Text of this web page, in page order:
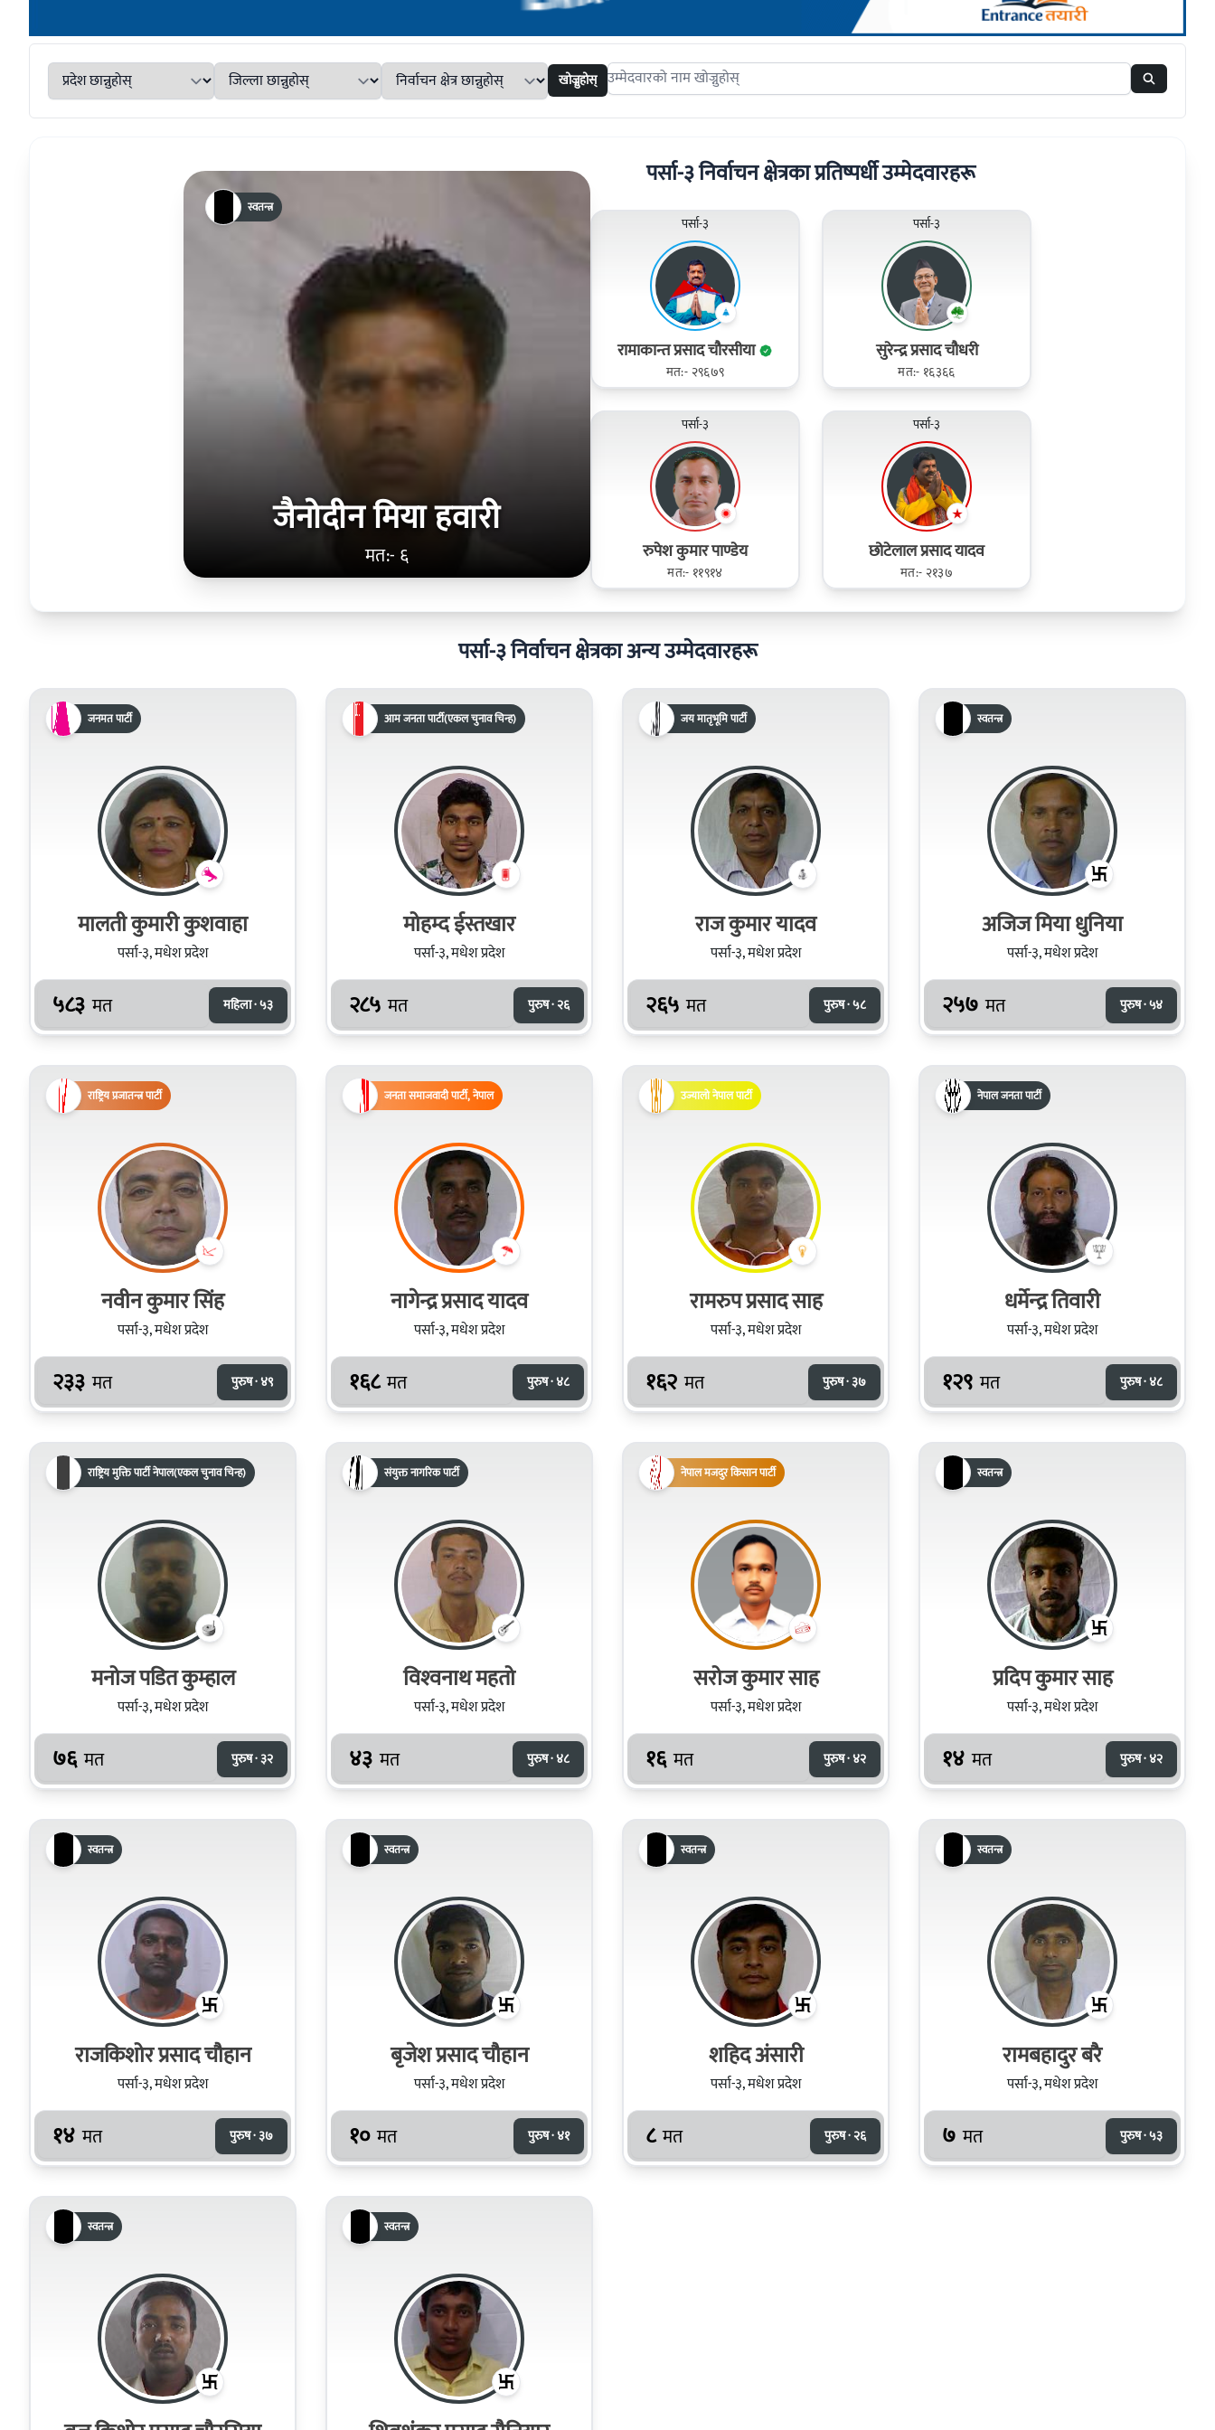
खोज्नुहोस् Search candidates
जैनोदीन मिया हवारी
मत:- ६
स्वतन्त्र
पर्सा-३ निर्वाचन क्षेत्रका प्रतिष्पर्धी उम्मेदवारहरू
पर्सा-३
रामाकान्त प्रसाद चौरसीया
मत:- २९६७९
पर्सा-३
सुरेन्‍द्र प्रसाद चौधरी
मत:- १६३६६
पर्सा-३
रुपेश कुमार पाण्डेय
मत:- ११९१४
पर्सा-३
छोटेलाल प्रसाद यादव
मत:- २१३७
पर्सा-३ निर्वाचन क्षेत्रका अन्य उम्मेदवारहरू
जनमत पार्टी
मालती कुमारी कुशवाहा
पर्सा-३, मधेश प्रदेश
५८३ मत महिला · ५३
आम जनता पार्टी(एकल चुनाव चिन्ह)
मोहम्द ईस्तखार
पर्सा-३, मधेश प्रदेश
२८५ मत पुरुष · २६
जय मातृभूमि पार्टी
राज कुमार यादव
पर्सा-३, मधेश प्रदेश
२६५ मत पुरुष · ५८
स्वतन्त्र
अजिज मिया धुनिया
पर्सा-३, मधेश प्रदेश
२५७ मत पुरुष · ५४
राष्ट्रिय प्रजातन्त्र पार्टी
नवीन कुमार सिंह
पर्सा-३, मधेश प्रदेश
२३३ मत पुरुष · ४९
जनता समाजवादी पार्टी, नेपाल
नागेन्द्र प्रसाद यादव
पर्सा-३, मधेश प्रदेश
१६८ मत पुरुष · ४८
उज्यालो नेपाल पार्टी
रामरुप प्रसाद साह
पर्सा-३, मधेश प्रदेश
१६२ मत पुरुष · ३७
नेपाल जनता पार्टी
धर्मेन्‍द्र तिवारी
पर्सा-३, मधेश प्रदेश
१२९ मत पुरुष · ४८
राष्ट्रिय मुक्ति पार्टी नेपाल(एकल चुनाव चिन्ह)
मनोज पडित कुम्हाल
पर्सा-३, मधेश प्रदेश
७६ मत पुरुष · ३२
संयुक्त नागरिक पार्टी
विश्‍वनाथ महतो
पर्सा-३, मधेश प्रदेश
४३ मत पुरुष · ४८
नेपाल मजदुर किसान पार्टी
सरोज कुमार साह
पर्सा-३, मधेश प्रदेश
१६ मत पुरुष · ४२
स्वतन्त्र
प्रदिप कुमार साह
पर्सा-३, मधेश प्रदेश
१४ मत पुरुष · ४२
स्वतन्त्र
राजकिशोर प्रसाद चौहान
पर्सा-३, मधेश प्रदेश
१४ मत पुरुष · ३७
स्वतन्त्र
बृजेश प्रसाद चौहान
पर्सा-३, मधेश प्रदेश
१० मत पुरुष · ४१
स्वतन्त्र
शहिद अंसारी
पर्सा-३, मधेश प्रदेश
८ मत पुरुष · २६
स्वतन्त्र
रामबहादुर बरै
पर्सा-३, मधेश प्रदेश
७ मत पुरुष · ५३
स्वतन्त्र स्वतन्त्र